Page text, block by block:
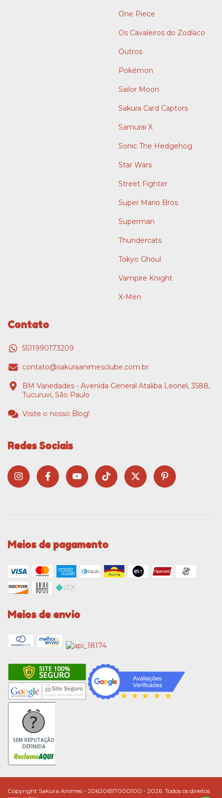
One Piece
Os Cavaleiros do Zodíaco
Outros
Pokémon
Sailor Moon
Sakura Card Captors
Samurai X
Sonic The Hedgehog
Star Wars
Street Fighter
Super Mario Bros
Superman
Thundercats
Tokyo Ghoul
Vampire Knight
X-Men
Contato
5511990173209
contato@sakuraanimesclube.com.br
BM Variedades - Avenida General Ataliba Leonel, 3588,
Tucuruvi, São Paulo
Visite o nosso Blog!
Redes Sociais
Meios de pagamento
Meios de envio
SEM REPUTAÇÃO
DEFINIDA
Copyright Sakura Animes - 20620697000100 - 2026. Todos os direitos